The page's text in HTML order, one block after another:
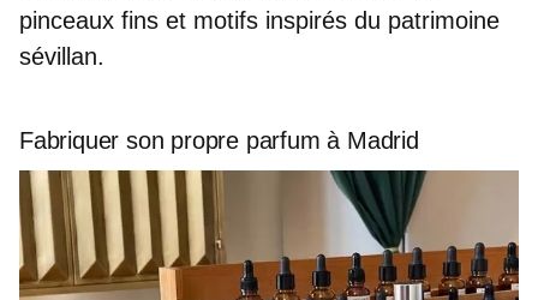
pinceaux fins et motifs inspirés du patrimoine
sévillan.
Fabriquer son propre parfum à Madrid